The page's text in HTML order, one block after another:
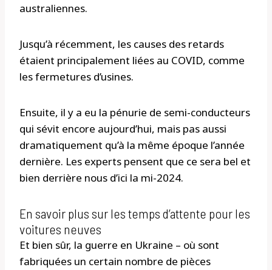
australiennes.
Jusqu’à récemment, les causes des retards
étaient principalement liées au COVID, comme
les fermetures d’usines.
Ensuite, il y a eu la pénurie de semi-conducteurs
qui sévit encore aujourd’hui, mais pas aussi
dramatiquement qu’à la même époque l’année
dernière. Les experts pensent que ce sera bel et
bien derrière nous d’ici la mi-2024.
En savoir plus sur les temps d’attente pour les
voitures neuves
Et bien sûr, la guerre en Ukraine – où sont
fabriquées un certain nombre de pièces